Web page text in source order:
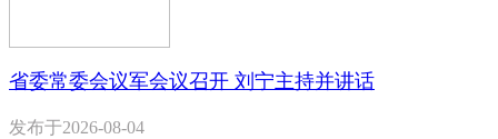
省委常委会议军会议召开 刘宁主持并讲话
发布于2026-08-04